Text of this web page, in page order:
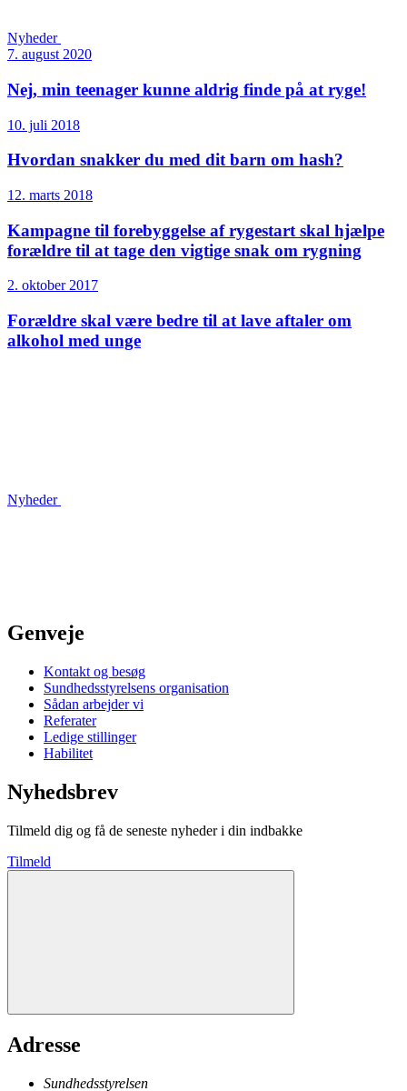
Nyheder
7. august 2020
Nej, min teenager kunne aldrig finde på at ryge!
10. juli 2018
Hvordan snakker du med dit barn om hash?
12. marts 2018
Kampagne til forebyggelse af rygestart skal hjælpe
forældre til at tage den vigtige snak om rygning
2. oktober 2017
Forældre skal være bedre til at lave aftaler om
alkohol med unge
Nyheder
Genveje
Kontakt og besøg
Sundhedsstyrelsens organisation
Sådan arbejder vi
Referater
Ledige stillinger
Habilitet
Nyhedsbrev
Tilmeld dig og få de seneste nyheder i din indbakke
Tilmeld
Adresse
Sundhedsstyrelsen